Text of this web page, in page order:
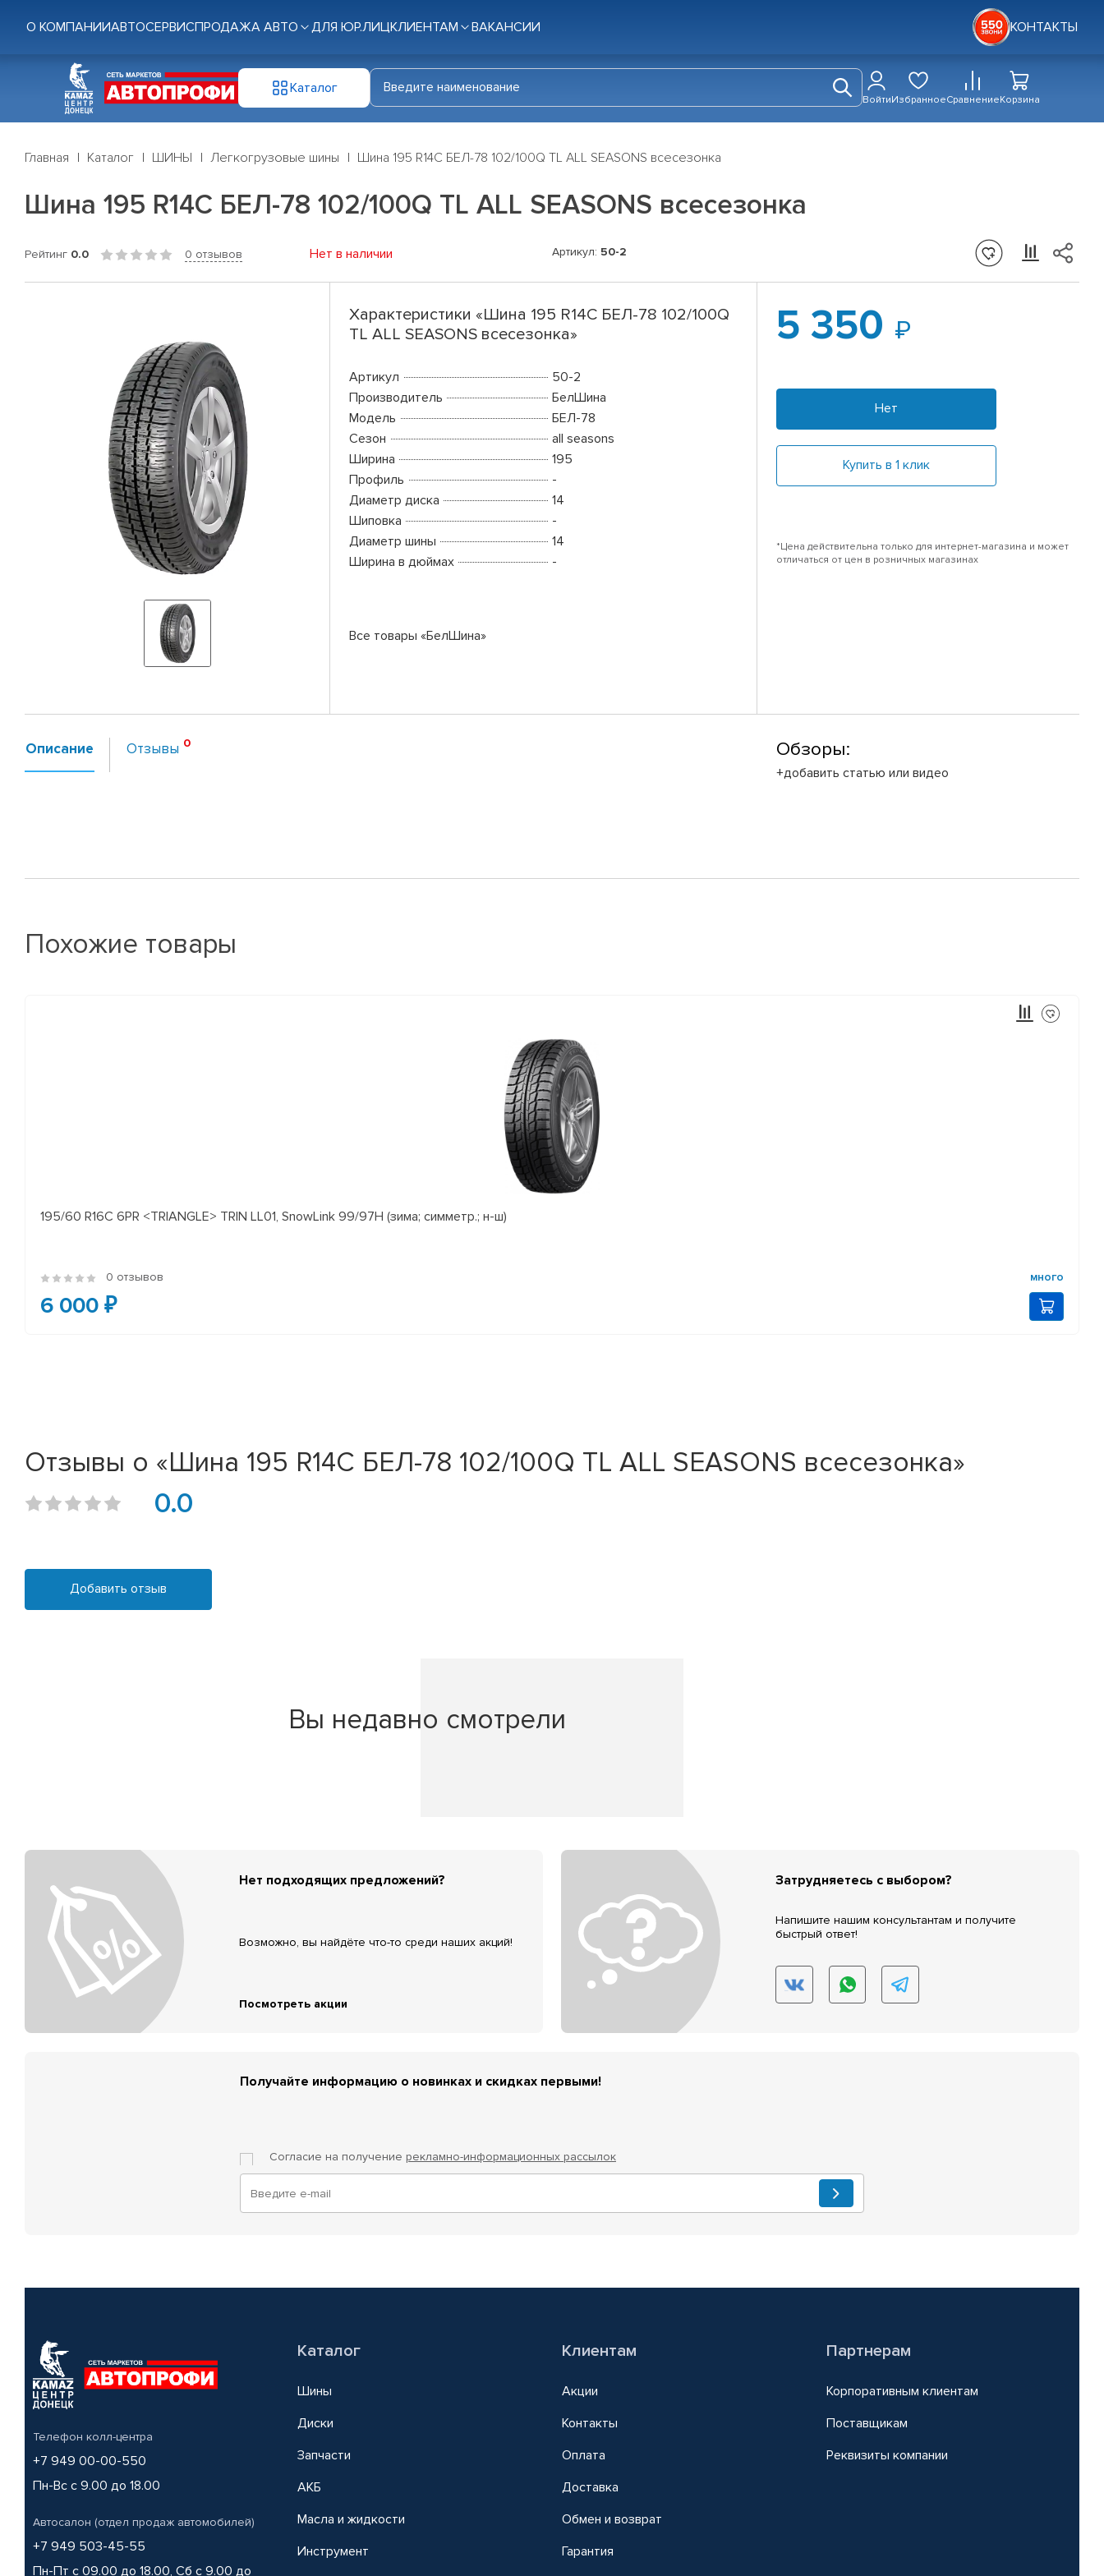
О КОМПАНИИАВТОСЕРВИСПРОДАЖА АВТО ДЛЯ ЮР.ЛИЦКЛИЕНТАМ ВАКАНСИИ КОНТАКТЫ
Каталог
ВойтиИзбранноеСравнениеКорзина
Главная Каталог ШИНЫ Легкогрузовые шины Шина 195 R14C БЕЛ-78 102/100Q TL ALL SEASONS всесезонка
Шина 195 R14C БЕЛ-78 102/100Q TL ALL SEASONS всесезонка
Рейтинг 0.0 0 отзывов Нет в наличии Артикул: 50-2
Характеристики «Шина 195 R14C БЕЛ-78 102/100Q
TL ALL SEASONS всесезонка»
Артикул
50-2
Производитель
БелШина
Модель
БЕЛ-78
Сезон
all seasons
Ширина
195
Профиль
-
Диаметр диска
14
Шиповка
-
Диаметр шины
14
Ширина в дюймах
-
Все товары «БелШина»
5 350
Нет
Купить в 1 клик
*Цена действительна только для интернет-магазина и может
отличаться от цен в розничных магазинах
Описание Отзывы Обзоры:
+добавить статью или видео
Похожие товары
195/60 R16C 6PR <TRIANGLE> TRIN LL01, SnowLink 99/97H (зима; симметр.; н-ш)
0 отзывов много
6 000 ₽
Отзывы о «Шина 195 R14C БЕЛ-78 102/100Q TL ALL SEASONS всесезонка»
0.0
Добавить отзыв
Вы недавно смотрели
Нет подходящих предложений?
Возможно, вы найдёте что-то среди наших акций!
Посмотреть акции
Затрудняетесь с выбором?
Напишите нашим консультантам и получите
быстрый ответ!
Получайте информацию о новинках и скидках первыми!
Согласие на получение рекламно-информационных рассылок
Телефон колл-центра
+7 949 00-00-550
Пн-Вс с 9.00 до 18.00
Автосалон (отдел продаж автомобилей)
+7 949 503-45-55
Пн-Пт с 09.00 до 18.00, Сб с 9.00 до
Каталог
Шины
Диски
Запчасти
АКБ
Масла и жидкости
Инструмент
Клиентам
Акции
Контакты
Оплата
Доставка
Обмен и возврат
Гарантия
Партнерам
Корпоративным клиентам
Поставщикам
Реквизиты компании